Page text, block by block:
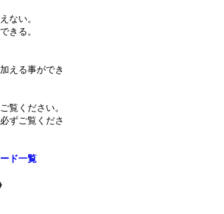
ない。
きる。
える事ができ
覧ください。
必ずご覧くださ
ド一覧